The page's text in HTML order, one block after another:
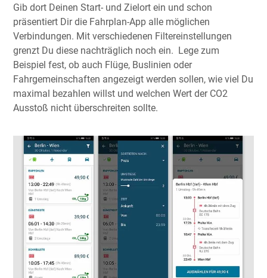
Gib dort Deinen Start- und Zielort ein und schon
präsentiert Dir die Fahrplan-App alle möglichen
Verbindungen. Mit verschiedenen Filtereinstellungen
grenzt Du diese nachträglich noch ein. Lege zum
Beispiel fest, ob auch Flüge, Buslinien oder
Fahrgemeinschaften angezeigt werden sollen, wie viel Du
maximal bezahlen willst und welchen Wert der CO2
Ausstoß nicht überschreiten sollte.